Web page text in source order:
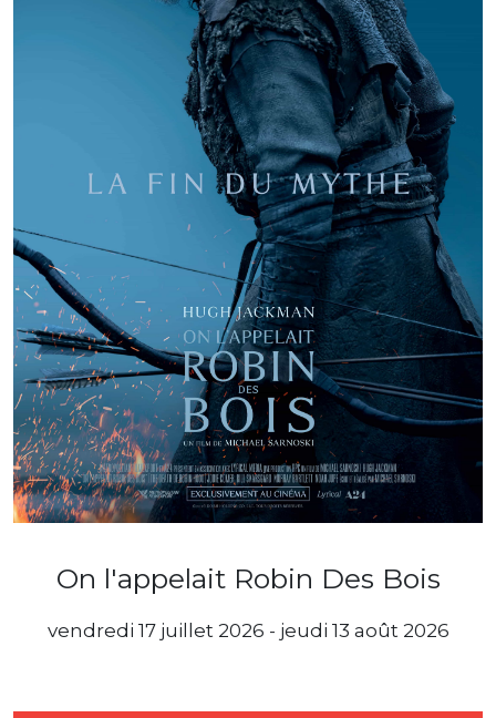
On l'appelait Robin Des Bois
vendredi 17 juillet 2026 - jeudi 13 août 2026